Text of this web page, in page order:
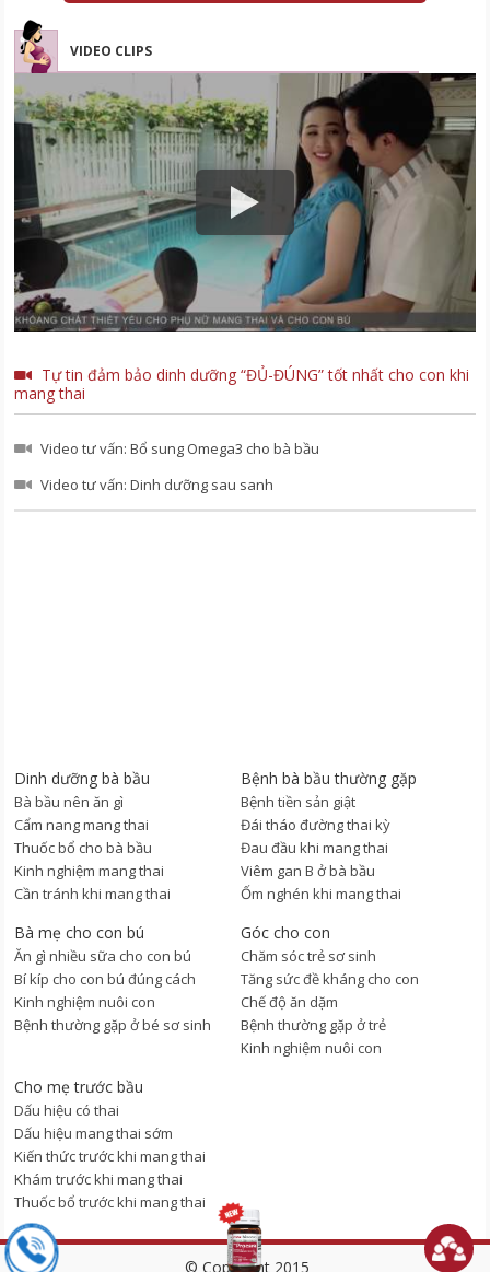
VIDEO CLIPS
Tự tin đảm bảo dinh dưỡng “ĐỦ-ĐÚNG” tốt nhất cho con khi
mang thai
Video tư vấn: Bổ sung Omega3 cho bà bầu
Video tư vấn: Dinh dưỡng sau sanh
Dinh dưỡng bà bầu
Bà bầu nên ăn gì
Cẩm nang mang thai
Thuốc bổ cho bà bầu
Kinh nghiệm mang thai
Cần tránh khi mang thai
Bệnh bà bầu thường gặp
Bệnh tiền sản giật
Đái tháo đường thai kỳ
Đau đầu khi mang thai
Viêm gan B ở bà bầu
Ốm nghén khi mang thai
Bà mẹ cho con bú
Ăn gì nhiều sữa cho con bú
Bí kíp cho con bú đúng cách
Kinh nghiệm nuôi con
Bệnh thường gặp ở bé sơ sinh
Góc cho con
Chăm sóc trẻ sơ sinh
Tăng sức đề kháng cho con
Chế độ ăn dặm
Bệnh thường gặp ở trẻ
Kinh nghiệm nuôi con
Cho mẹ trước bầu
Dấu hiệu có thai
Dấu hiệu mang thai sớm
Kiến thức trước khi mang thai
Khám trước khi mang thai
Thuốc bổ trước khi mang thai
© Copyright 2015